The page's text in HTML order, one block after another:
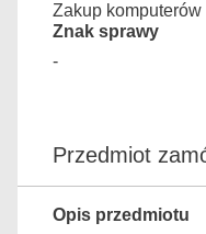
Zakup
Znak sprawy
-
Przedmiot
Opis przedmiotu